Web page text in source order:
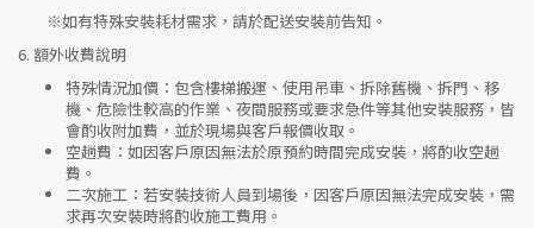
※如有特殊安裝耗材需求，請於配送安裝前告知。
6. 額外收費說明
特殊情況加價 ：包含樓梯搬運、使用吊車、拆除舊機、拆門、移
機、危險性較高的作業、夜間服務或要求急件等其他安裝服務，皆
會酌收附加費，並於現場與客戶報價收取。
空趟費 ：如因客戶原因無法於原預約時間完成安裝，將酌收空趟
費。
二次施工 ：若安裝技術人員到場後，因客戶原因無法完成安裝，需
求再次安裝時將酌收施工費用。